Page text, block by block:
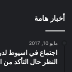
أخبار هامة
مايو 10, 2017
اجتماع في اسيوط
النظر حال التأكد من